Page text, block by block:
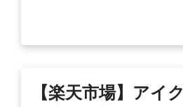
【楽天市場】アイ